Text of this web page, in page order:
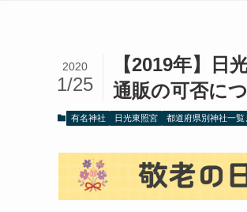
【2019年】
通販の可否に
2020
1/25
有名神社 日光東照宮 都道府県別神社一覧